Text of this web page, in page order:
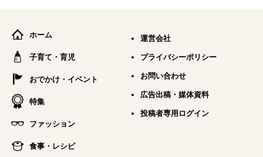
ホーム
子育て・育児
おでかけ・イベント
特集
ファッション
食事・レシピ
運営会社
プライバシーポリシー
お問い合わせ
広告出稿・媒体資料
投稿者専用ログイン